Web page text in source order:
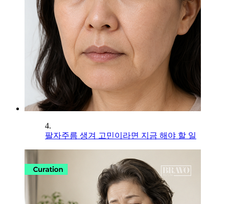
4.
팔자주름 생겨 고민이라면 지금 해야 할 일